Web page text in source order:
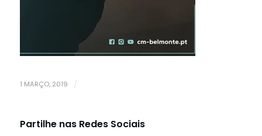
1 MARÇO, 2019 /
Partilhe nas Redes Sociais